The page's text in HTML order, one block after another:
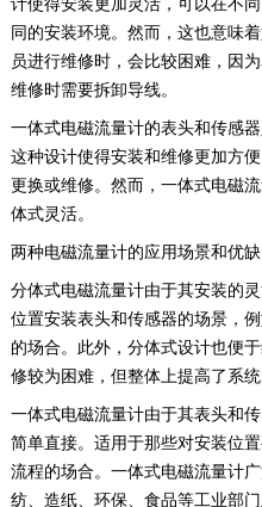
同的安装环境。然而，这也意味
员进行维修时，会比较困难，因
维修时需要拆卸导线。‌
一体式电磁流量计‌的表头和传感
这种设计使得安装和维修更加方
更换或维修。然而，一体式电磁
体式灵活。
两种电磁流量计的应用场景和优
分体式电磁流量计‌由于其安装的
位置安装表头和传感器的场景，
的场合。此外，分体式设计也便
修较为困难，但整体上提高了系
一体式电磁流量计‌由于其表头和
简单直接。适用于那些对安装位
流程的场合。一体式电磁流量计
纺、‌造纸、‌环保、‌食品等工业部